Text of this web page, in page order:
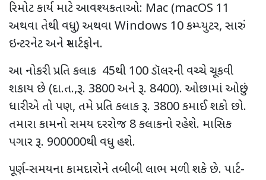
રિમોટ કાર્ય માટે આવશ્યકતાઓ: Mac (macOS 11
અથવા તેથી વધુ) અથવાWindows 10કમ્પ્યુટર, સારું
ઇન્ટરનેટ અને સ્માર્ટફોન.
આ નોકરી પ્રતિ કલાક 45થી 100ડૉલરની વચ્ચે ચૂકવી
શકાય છે (દા.ત.,રૂ. 3800અને રૂ. 8400). ઓછામાં ઓછું
ધારીએ તો પણ, તમે પ્રતિ કલાક રૂ. 3800કમાઈ શકો છો.
તમારા કામનો સમય દરરોજ 8કલાકનો રહેશે. માસિક
પગાર રૂ. 900000થી વધુ હશે.
પૂર્ણ-સમયના કામદારોને તબીબી લાભ મળી શકે છે. પાર્ટ-